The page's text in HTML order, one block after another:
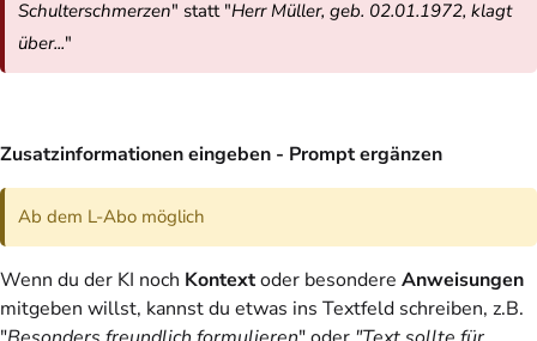
Schulterschmerzen" statt "Herr Müller, geb. 02.01.1972, klagt
über..."
Zusatzinformationen eingeben - Prompt ergänzen
Ab dem L-Abo möglich
Wenn du der KI noch Kontextoder besondere Anweisungen
mitgeben willst, kannst du etwas ins Textfeld schreiben, z.B.